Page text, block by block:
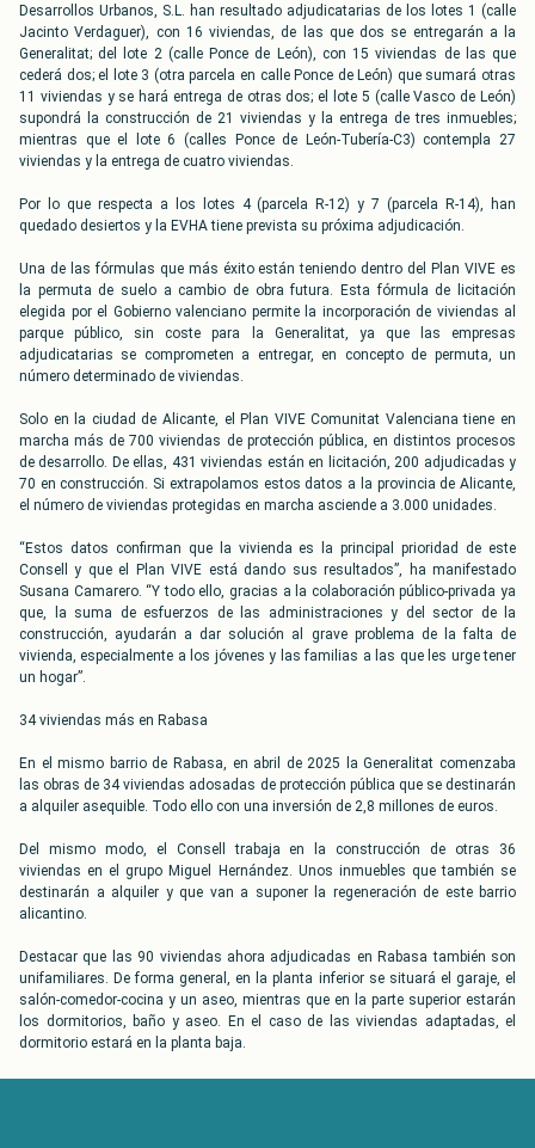
Desarrollos Urbanos, S.L. han resultado adjudicatarias de los lotes 1 (calle
Jacinto Verdaguer), con 16 viviendas, de las que dos se entregarán a la
Generalitat; del lote 2 (calle Ponce de León), con 15 viviendas de las que
cederá dos; el lote 3 (otra parcela en calle Ponce de León) que sumará otras
11 viviendas y se hará entrega de otras dos; el lote 5 (calle Vasco de León)
supondrá la construcción de 21 viviendas y la entrega de tres inmuebles;
mientras que el lote 6 (calles Ponce de León-Tubería-C3) contempla 27
viviendas y la entrega de cuatro viviendas.
Por lo que respecta a los lotes 4 (parcela R-12) y 7 (parcela R-14), han
quedado desiertos y la EVHA tiene prevista su próxima adjudicación.
Una de las fórmulas que más éxito están teniendo dentro del Plan VIVE es
la permuta de suelo a cambio de obra futura. Esta fórmula de licitación
elegida por el Gobierno valenciano permite la incorporación de viviendas al
parque público, sin coste para la Generalitat, ya que las empresas
adjudicatarias se comprometen a entregar, en concepto de permuta, un
número determinado de viviendas.
Solo en la ciudad de Alicante, el Plan VIVE Comunitat Valenciana tiene en
marcha más de 700 viviendas de protección pública, en distintos procesos
de desarrollo. De ellas, 431 viviendas están en licitación, 200 adjudicadas y
70 en construcción. Si extrapolamos estos datos a la provincia de Alicante,
el número de viviendas protegidas en marcha asciende a 3.000 unidades.
“Estos datos confirman que la vivienda es la principal prioridad de este
Consell y que el Plan VIVE está dando sus resultados”, ha manifestado
Susana Camarero. “Y todo ello, gracias a la colaboración público-privada ya
que, la suma de esfuerzos de las administraciones y del sector de la
construcción, ayudarán a dar solución al grave problema de la falta de
vivienda, especialmente a los jóvenes y las familias a las que les urge tener
un hogar”.
34 viviendas más en Rabasa
En el mismo barrio de Rabasa, en abril de 2025 la Generalitat comenzaba
las obras de 34 viviendas adosadas de protección pública que se destinarán
a alquiler asequible. Todo ello con una inversión de 2,8 millones de euros.
Del mismo modo, el Consell trabaja en la construcción de otras 36
viviendas en el grupo Miguel Hernández. Unos inmuebles que también se
destinarán a alquiler y que van a suponer la regeneración de este barrio
alicantino.
Destacar que las 90 viviendas ahora adjudicadas en Rabasa también son
unifamiliares. De forma general, en la planta inferior se situará el garaje, el
salón-comedor-cocina y un aseo, mientras que en la parte superior estarán
los dormitorios, baño y aseo. En el caso de las viviendas adaptadas, el
dormitorio estará en la planta baja.